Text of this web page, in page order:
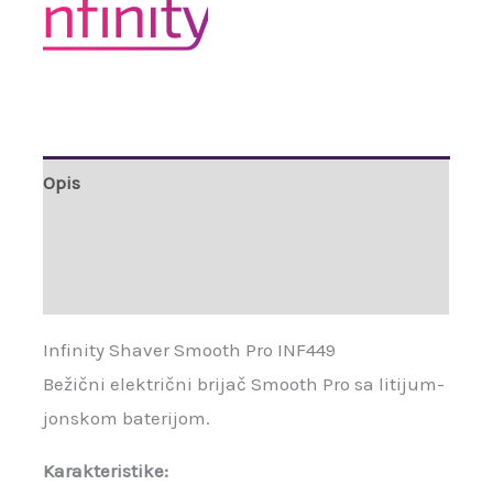
Opis
Infinity Shaver Smooth Pro INF449
Bežični električni brijač Smooth Pro sa litijum-
jonskom baterijom.
Karakteristike: